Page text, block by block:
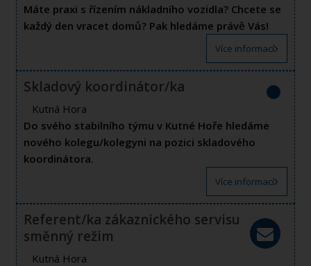
Máte praxi s řízením nákladního vozidla? Chcete se
každý den vracet domů? Pak hledáme právě Vás!
Více informací
Skladový koordinátor/ka
Kutná Hora
Do svého stabilního týmu v Kutné Hoře hledáme
nového kolegu/kolegyni na pozici skladového
koordinátora.
Více informací
Referent/ka zákaznického servisu
směnný režim
Kutná Hora